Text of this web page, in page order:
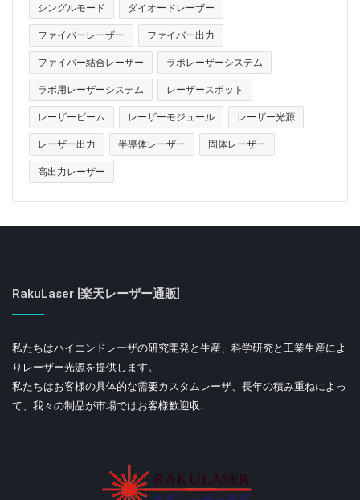
シングルモード ダイオードレーザー
ファイバーレーザー ファイバー出力
ファイバー結合レーザー ラボレーザーシステム
ラボ用レーザーシステム レーザースポット
レーザービーム レーザーモジュール レーザー光源
レーザー出力 半導体レーザー 固体レーザー
高出力レーザー
RakuLaser [楽天レーザー通販]
私たちはハイエンドレーザの研究開発と生産、科学研究と工業生産によ
りレーザー光源を提供します。
私たちはお客様の具体的な需要カスタムレーザ、長年の積み重ねによっ
て、我々の制品が市場ではお客様歓迎収.